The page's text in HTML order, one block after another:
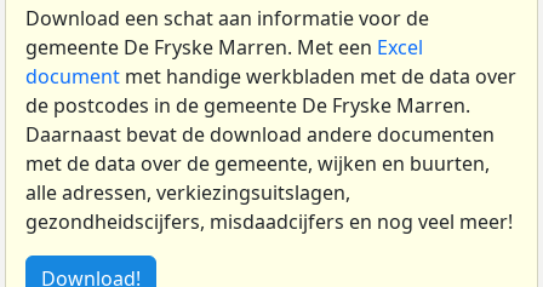
Download een schat aan informatie voor de
gemeente De Fryske Marren. Met een Excel
document met handige werkbladen met de data over
de postcodes in de gemeente De Fryske Marren.
Daarnaast bevat de download andere documenten
met de data over de gemeente, wijken en buurten,
alle adressen, verkiezingsuitslagen,
gezondheidscijfers, misdaadcijfers en nog veel meer!
Download!